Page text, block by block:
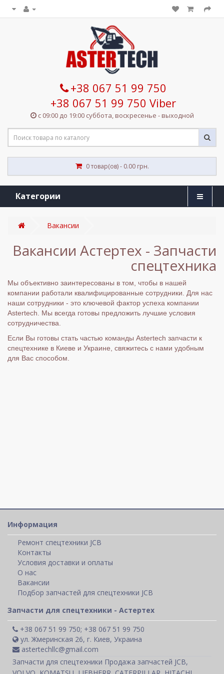
+38 067 51 99 750
+38 067 51 99 750 Viber
с 09:00 до 19:00 суббота, воскресенье - выходной
0 товар(ов) - 0.00 грн.
Категории
Вакансии
Вакансии Астертех - Запчасти
спецтехника
Мы объективно заинтересованы в том, чтобы в нашей
компании работали квалифицированные сотрудники. Для нас
наши сотрудники - это ключевой фактор успеха компании
Astertech . Мы всегда готовы предложить лучшие условия
сотрудничества.
Если Вы готовы стать частью команды Astertech запчасти к
спецтехнике в Киеве и Украине , свяжитесь с нами удобным
для Вас способом.
Информация
Ремонт спецтехники JCB
Контакты
Условия доставки и оплаты
О нас
Вакансии
Подбор запчастей для спецтехники JCB
Запчасти для спецтехники - Астертех
+38 067 51 99 750; +38 067 51 99 750
ул. Жмеринская 26, г. Киев, Украина
astertechllc@gmail.com
Запчасти для спецтехники Продажа запчастей JCB,